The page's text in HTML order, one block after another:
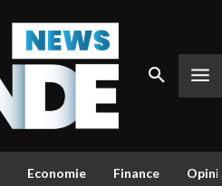
Economie Finance